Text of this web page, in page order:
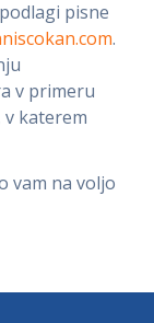
pisne
.
v primeru
katerem
vam na voljo